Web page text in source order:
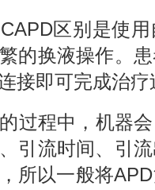
区别是使用
的换液操作。
接即可完成治疗
程中，机器会
引流时间、引
所以一般将